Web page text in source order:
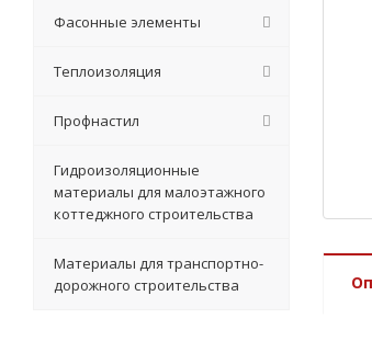
Фасонные элементы
Теплоизоляция
Профнастил
Гидроизоляционные
материалы для малоэтажного
коттеджного строительства
Материалы для транспортно-
дорожного строительства